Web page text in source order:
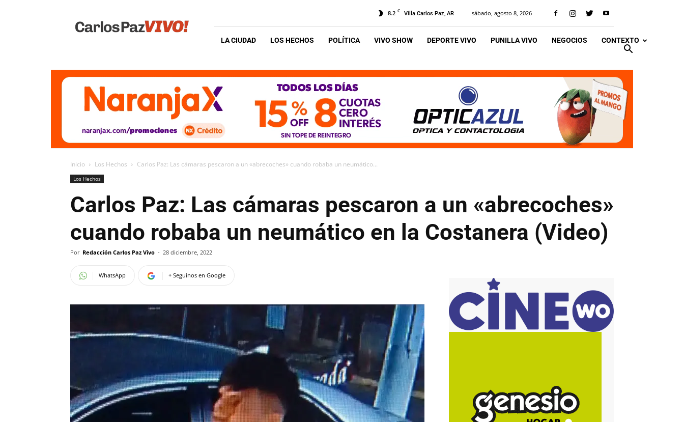
Vivo
8.2 C Villa Carlos Paz, AR sábado, agosto 8, 2026
LA CIUDAD LOS HECHOS POLÍTICA VIVO SHOW DEPORTE VIVO PUNILLA VIVO NEGOCIOS CONTEXTO
Inicio Los Hechos Carlos Paz: Las cámaras pescaron a un «abrecoches» cuando robaba un neumático...
Los Hechos
Carlos Paz: Las cámaras pescaron a un «abrecoches»
cuando robaba un neumático en la Costanera (Video)
Por Redacción Carlos Paz Vivo - 28 diciembre, 2022
WhatsApp + Seguinos en Google